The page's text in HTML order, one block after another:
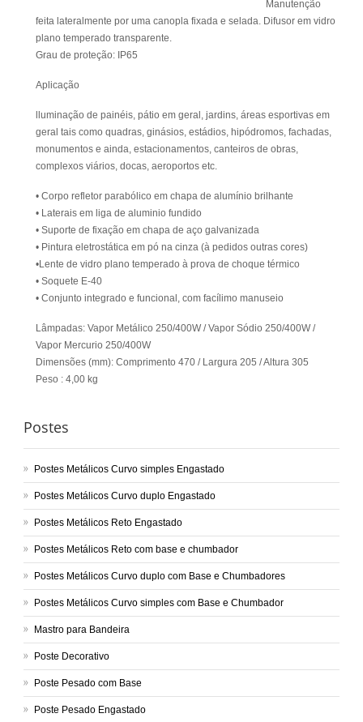
Manutenção
feita lateralmente por uma canopla fixada e selada. Difusor em vidro
plano temperado transparente.
Grau de proteção: IP65
Aplicação
lluminação de painéis, pátio em geral, jardins, áreas esportivas em
geral tais como quadras, ginásios, estádios, hipódromos, fachadas,
monumentos e ainda, estacionamentos, canteiros de obras,
complexos viários, docas, aeroportos etc.
• Corpo refletor parabólico em chapa de alumínio brilhante
• Laterais em liga de aluminio fundido
• Suporte de fixação em chapa de aço galvanizada
• Pintura eletrostática em pó na cinza (à pedidos outras cores)
•Lente de vidro plano temperado à prova de choque térmico
• Soquete E-40
• Conjunto integrado e funcional, com facílimo manuseio
Lâmpadas: Vapor Metálico 250/400W / Vapor Sódio 250/400W /
Vapor Mercurio 250/400W
Dimensões (mm): Comprimento 470 / Largura 205 / Altura 305
Peso : 4,00 kg
Postes
Postes Metálicos Curvo simples Engastado
Postes Metálicos Curvo duplo Engastado
Postes Metálicos Reto Engastado
Postes Metálicos Reto com base e chumbador
Postes Metálicos Curvo duplo com Base e Chumbadores
Postes Metálicos Curvo simples com Base e Chumbador
Mastro para Bandeira
Poste Decorativo
Poste Pesado com Base
Poste Pesado Engastado